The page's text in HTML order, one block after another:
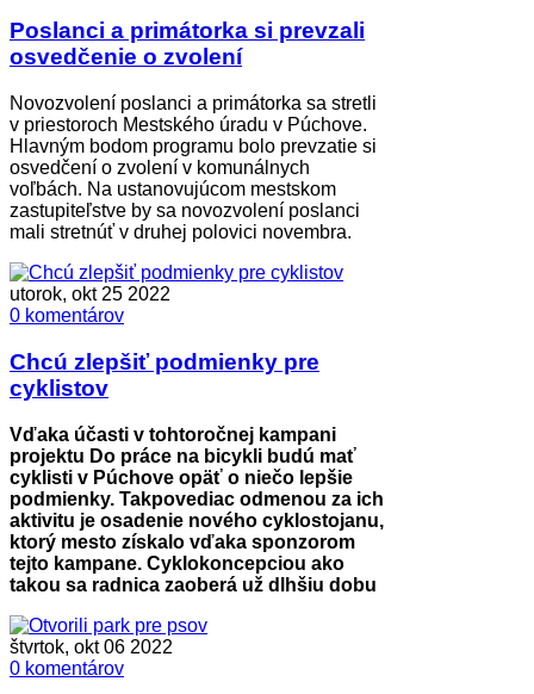
Poslanci a primátorka si prevzali
osvedčenie o zvolení
Novozvolení poslanci a primátorka sa stretli
v priestoroch Mestského úradu v Púchove.
Hlavným bodom programu bolo prevzatie si
osvedčení o zvolení v komunálnych
voľbách. Na ustanovujúcom mestskom
zastupiteľstve by sa novozvolení poslanci
mali stretnúť v druhej polovici novembra.
utorok, okt 25 2022
0 komentárov
Chcú zlepšiť podmienky pre
cyklistov
Vďaka účasti v tohtoročnej kampani
projektu Do práce na bicykli budú mať
cyklisti v Púchove opäť o niečo lepšie
podmienky. Takpovediac odmenou za ich
aktivitu je osadenie nového cyklostojanu,
ktorý mesto získalo vďaka sponzorom
tejto kampane. Cyklokoncepciou ako
takou sa radnica zaoberá už dlhšiu dobu
štvrtok, okt 06 2022
0 komentárov